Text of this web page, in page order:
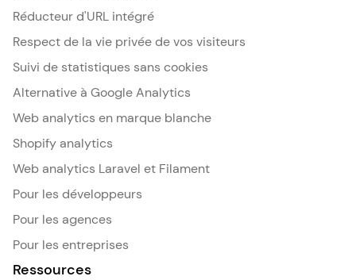
Réducteur d'URL intégré
Respect de la vie privée de vos visiteurs
Suivi de statistiques sans cookies
Alternative à Google Analytics
Web analytics en marque blanche
Shopify analytics
Web analytics Laravel et Filament
Pour les développeurs
Pour les agences
Pour les entreprises
Ressources